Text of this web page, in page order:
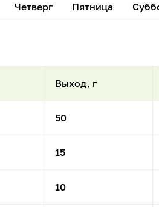
Четверг Пятница
Выход, г
50
15
10